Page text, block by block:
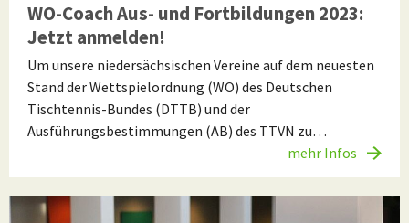
WO-Coach Aus- und Fortbildungen 2023:
Jetzt anmelden!
Um unsere niedersächsischen Vereine auf dem neuesten
Stand der Wettspielordnung (WO) des Deutschen
Tischtennis-Bundes (DTTB) und der
Ausführungsbestimmungen (AB) des TTVN zu…
mehr Infos